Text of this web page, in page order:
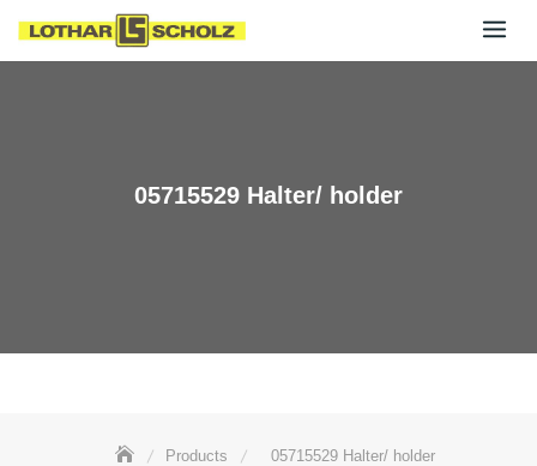
05715529 Halter/ holder
Products 05715529 Halter/ holder